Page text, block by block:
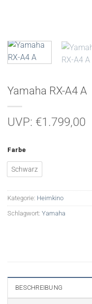
Yamaha RX-A4 A
UVP: €1.799,00
Farbe
Schwarz
Kategorie: Heimkino
Schlagwort: Yamaha
BESCHREIBUNG